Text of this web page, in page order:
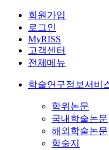
회원가입
로그인
MyRISS
고객센터
전체메뉴
학술연구정보서비
학위논문
국내학술논문
해외학술논문
학술지